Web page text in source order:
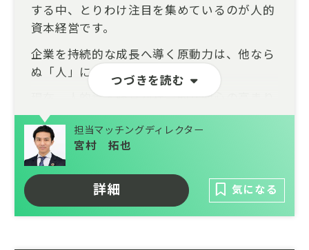
つづきを読む
する中、とりわけ注目を集めているのが人的
資本経営です。
企業を持続的な成長へ導く原動力は、他なら
ぬ「人」にあります。
現在、人的資本経営が社会的な関心の高まり
とともにご相談や支援ニーズが急増してお
り、上場企業から中小企業まで幅広いクライ
アントに対して、人的資本の価値向上をする
ためのコンサルティング業務に従事していた
担当マッチングディレクター
宮村 拓也
詳細 気になる